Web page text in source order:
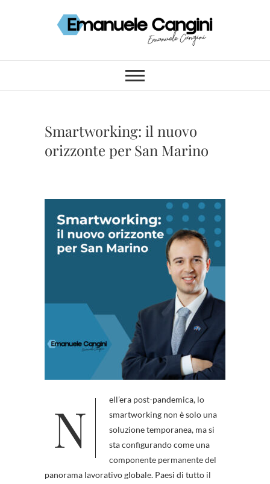
Emanuele Cangini
Smartworking: il nuovo
orizzonte per San Marino
Nell’era post-pandemica, lo
smartworking non è solo una
soluzione temporanea, ma si
sta configurando come una
componente permanente del
panorama lavorativo globale. Paesi di tutto il